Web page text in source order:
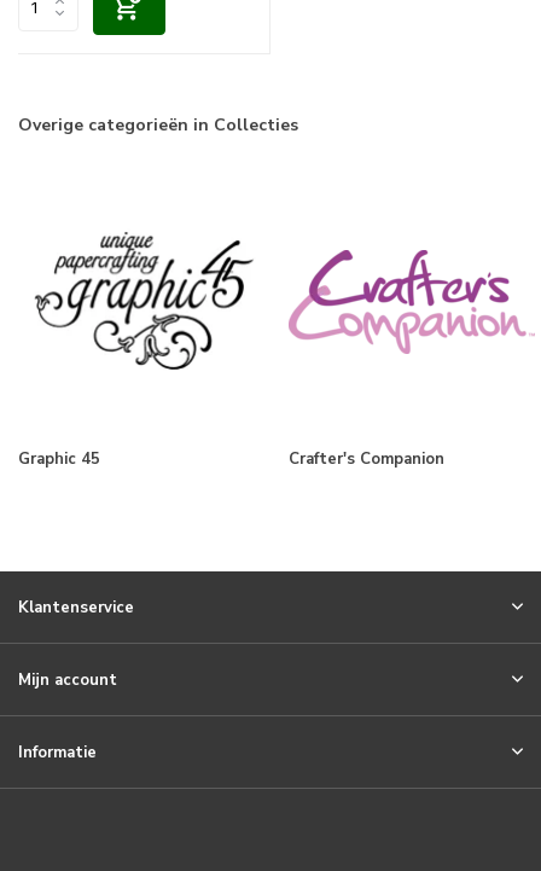
Overige categorieën in Collecties
Graphic 45 Crafter's Companion
Klantenservice
Mijn account
Informatie